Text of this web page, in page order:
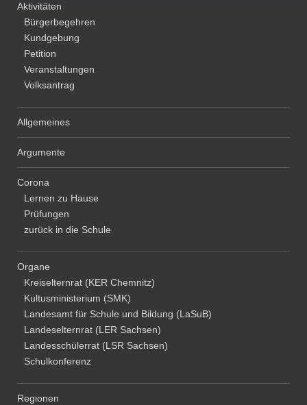
Aktivitäten
Bürgerbegehren
Kundgebung
Petition
Veranstaltungen
Volksantrag
Allgemeines
Argumente
Corona
Lernen zu Hause
Prüfungen
zurück in die Schule
Organe
Kreiselternrat (KER Chemnitz)
Kultusministerium (SMK)
Landesamt für Schule und Bildung (LaSuB)
Landeselternrat (LER Sachsen)
Landesschülerrat (LSR Sachsen)
Schulkonferenz
Regionen